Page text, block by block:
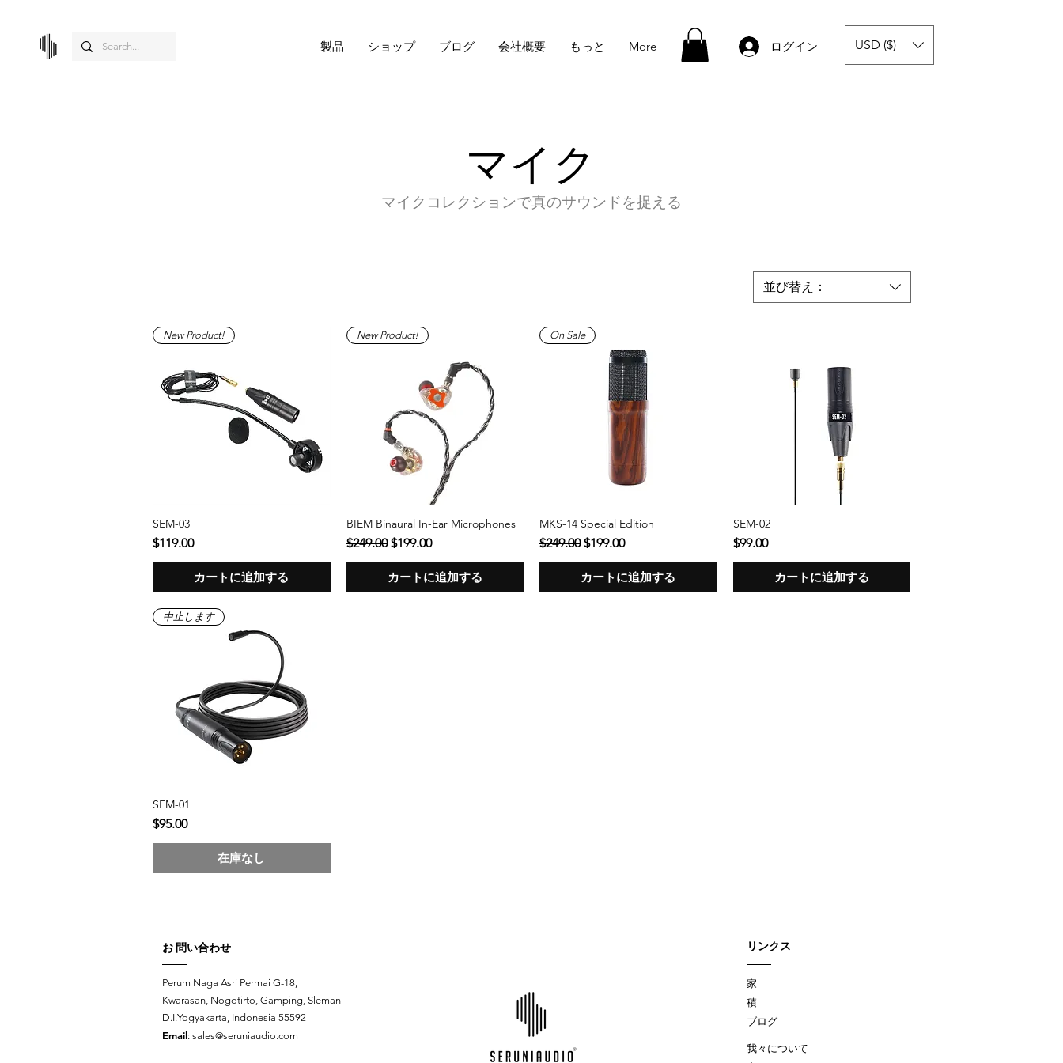
製品 ショップ ブログ 会社概要 もっと More ログイン USD ($)
マイク
マイクコレクションで真のサウンドを捉える
並び替え：
New Product!
SEM-03
価格
$119.00
カートに追加する
クイックビュー
New Product!
BIEM Binaural In-Ear Microphones
通常価格
$249.00 セール価格
$199.00
カートに追加する
クイックビュー
On Sale
MKS-14 Special Edition
通常価格
$249.00 セール価格
$199.00
カートに追加する
SEM-02
価格
$99.00
カートに追加する
中止します
SEM-01
価格
$95.00
在庫なし
お 問い合わせ
Perum Naga Asri Permai G-18,
Kwarasan, Nogotirto, Gamping, Sleman
D.I.Yogyakarta, Indonesia 55592
Email: sales@seruniaudio.com
リンクス
家
積
ブログ
我々について